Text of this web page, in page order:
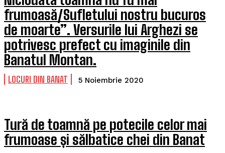
frumoasă/Sufletului nostru bucuros
de moarte”. Versurile lui Arghezi se
potrivesc prefect cu imaginile din
Banatul Montan.
LOCURI DIN BANAT 5 Noiembrie 2020
Tură de toamnă pe potecile celor mai
frumoase și sălbatice chei din Banat